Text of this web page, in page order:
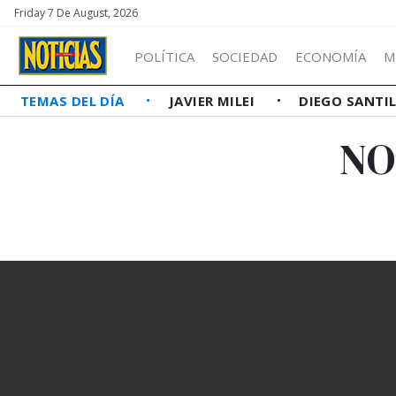
Friday 7 De August, 2026
POLÍTICA SOCIEDAD ECONOMÍA
TEMAS DEL DÍA JAVIER MILEI DIEGO